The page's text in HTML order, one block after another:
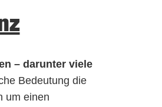
– darunter viele
Bedeutung die
um einen